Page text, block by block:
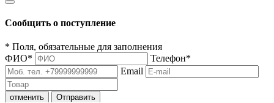
Сообщить о поступление
* Поля, обязательные для заполнения
ФИО* Телефон*
Email
отменить Отправить